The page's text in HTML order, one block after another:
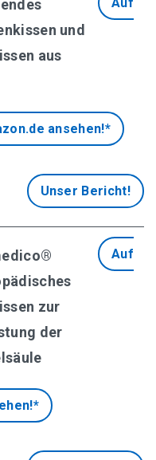
Kniestuhl
und
aus
ansehen!*
Unser Bericht!
zur
der
Auf